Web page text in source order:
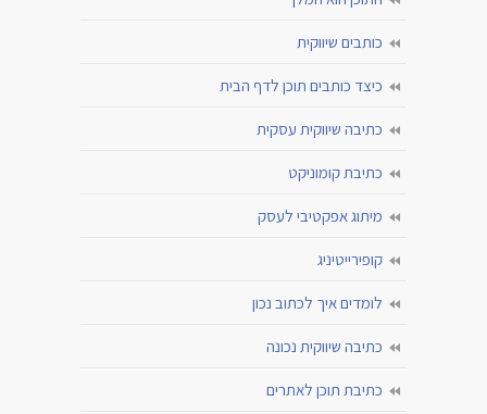
כותבים שיווקית
כיצד כותבים תוכן לדף הבית
כתיבה שיווקית עסקית
כתיבת קומוניקט
מיתוג אפקטיבי לעסק
קופירייטיניג
לומדים איך לכתוב נכון
כתיבה שיווקית נכונה
כתיבת תוכן לאתרים